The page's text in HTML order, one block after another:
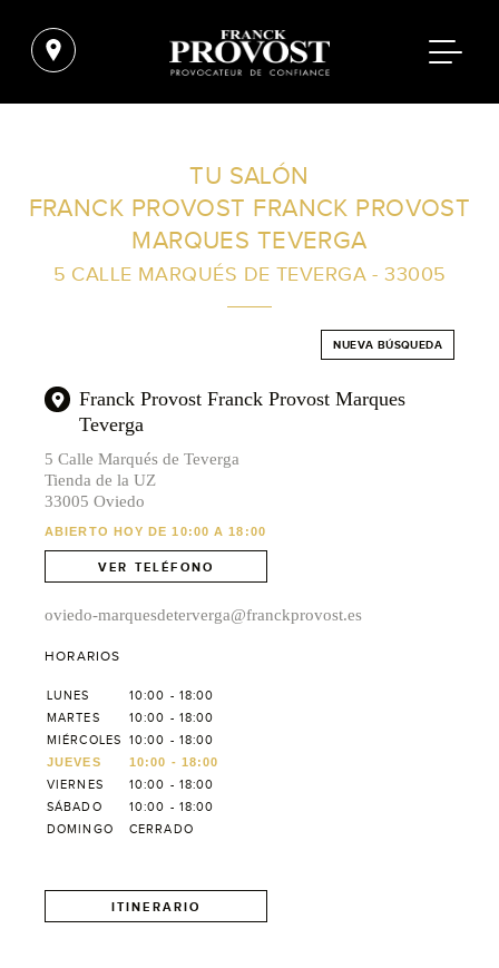
FILTROS AVANZADOS
TU SALÓN
FRANCK PROVOST FRANCK PROVOST
MARQUES TEVERGA
5 CALLE MARQUÉS DE TEVERGA - 33005
NUEVA BÚSQUEDA
Franck Provost Franck Provost Marques
Teverga
5 Calle Marqués de Teverga
Tienda de la UZ
33005 Oviedo
ABIERTO HOY DE 10:00 A 18:00
VER TELÉFONO
oviedo-marquesdeterverga@franckprovost.es
HORARIOS
LUNES
10:00 - 18:00
MARTES
10:00 - 18:00
MIÉRCOLES
10:00 - 18:00
JUEVES
10:00 - 18:00
VIERNES
10:00 - 18:00
SÁBADO
10:00 - 18:00
DOMINGO
CERRADO
ITINERARIO